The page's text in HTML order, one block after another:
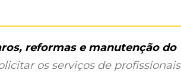
reformas e manutenção do
os serviços de profissionais